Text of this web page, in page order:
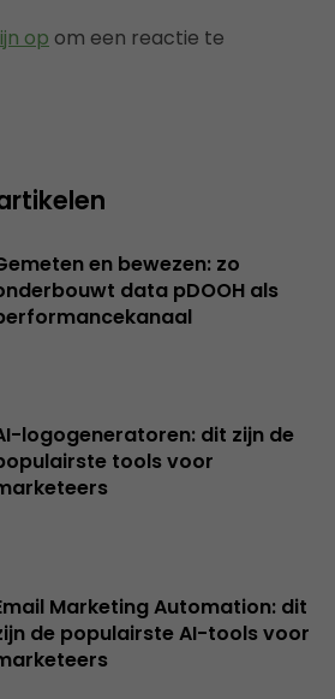
op om een reactie te
en bewezen: zo
data pDOOH als
logogeneratoren: dit zijn de
tools voor
Marketing Automation: dit
de populairste AI-tools voor